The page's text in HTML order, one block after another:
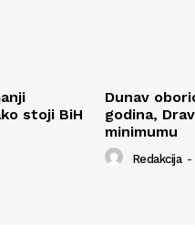
stoji BiH
Dunav
godina,
minimumu
Redakcija -